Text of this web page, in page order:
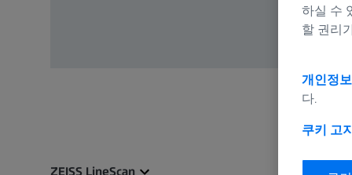
ZEISS LineScan
하실 수
할 권리
개인정
다.
쿠키 고